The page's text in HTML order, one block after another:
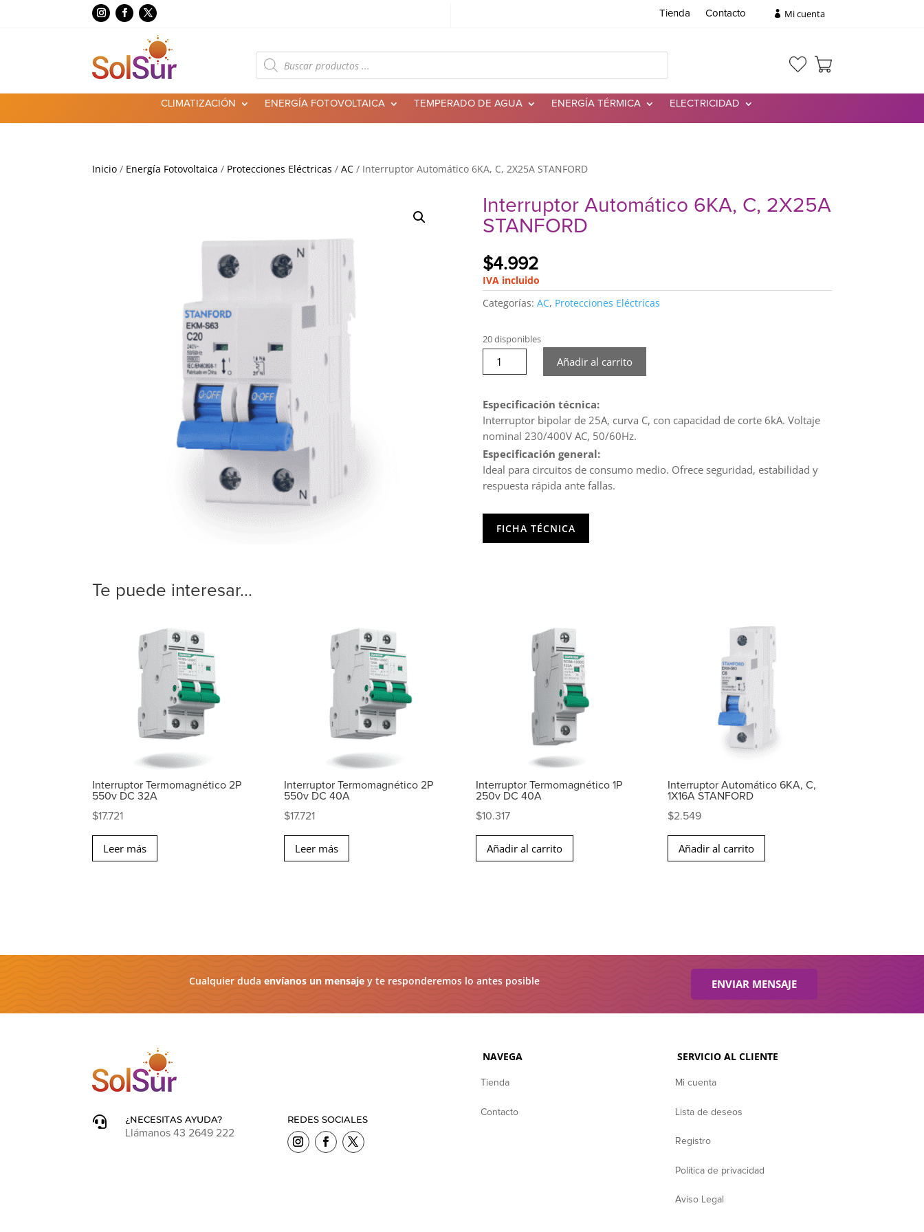
Tienda Contacto Mi cuenta
Búsqueda
de
productos
CLIMATIZACIÓN ENERGÍA FOTOVOLTAICA TEMPERADO DE AGUA ENERGÍA TÉRMICA ELECTRICIDAD
Inicio / Energía Fotovoltaica / Protecciones Eléctricas /AC / Interruptor Automático 6KA, C, 2X25A STANFORD
Interruptor Automático 6KA, C, 2X25A
STANFORD
$4.992
IVA incluido
Categorías: AC, Protecciones Eléctricas
20 disponibles
Interruptor
Automático
C,
2X25A
STANFORD
cantidad
Añadir al carrito
Especificación técnica:
Interruptor bipolar de 25A, curva C, con capacidad de corte 6kA. Voltaje
nominal 230/400V AC, 50/60Hz.
Especificación general:
Ideal para circuitos de consumo medio. Ofrece seguridad, estabilidad y
respuesta rápida ante fallas.
FICHA TÉCNICA
Te puede interesar...
Interruptor Termomagnético 2P
550v DC 32A
$17.721
Leer más
Interruptor Termomagnético 2P
550v DC 40A
$17.721
Leer más
Interruptor Termomagnético 1P
250v DC 40A
$10.317
Añadir al carrito
Interruptor Automático 6KA, C,
1X16A STANFORD
$2.549
Añadir al carrito
Cualquier dudaenvíanos un mensaje y te responderemos lo antes posible ENVIAR MENSAJE

¿NECESITAS AYUDA?
Llámanos 43 2649 222
REDES SOCIALES
NAVEGA
Tienda
Contacto
SERVICIO AL CLIENTE
Mi cuenta
Lista de deseos
Registro
Política de privacidad
Aviso Legal